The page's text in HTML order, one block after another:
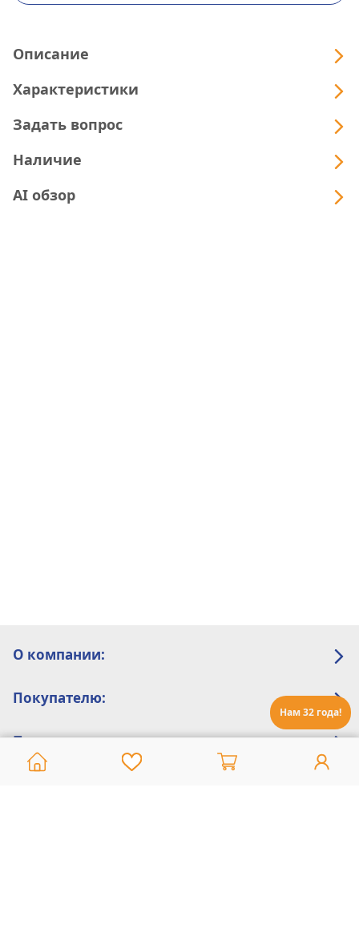
Нам 32 года!
Описание
Характеристики
Задать вопрос
Наличие
AI обзор
О компании:
Покупателю:
Помощь: